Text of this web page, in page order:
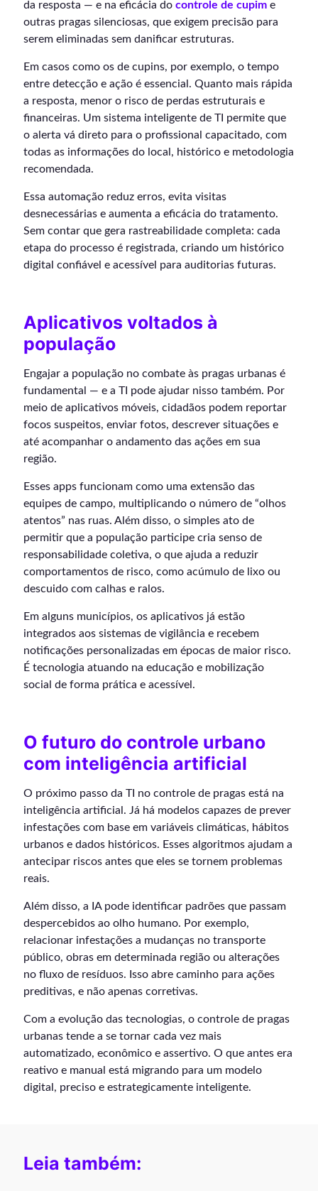
da resposta — e na eficácia do controle de cupim e
outras pragas silenciosas, que exigem precisão para
serem eliminadas sem danificar estruturas.
Em casos como os de cupins, por exemplo, o tempo
entre detecção e ação é essencial. Quanto mais rápida
a resposta, menor o risco de perdas estruturais e
financeiras. Um sistema inteligente de TI permite que
o alerta vá direto para o profissional capacitado, com
todas as informações do local, histórico e metodologia
recomendada.
Essa automação reduz erros, evita visitas
desnecessárias e aumenta a eficácia do tratamento.
Sem contar que gera rastreabilidade completa: cada
etapa do processo é registrada, criando um histórico
digital confiável e acessível para auditorias futuras.
Aplicativos voltados à
população
Engajar a população no combate às pragas urbanas é
fundamental — e a TI pode ajudar nisso também. Por
meio de aplicativos móveis, cidadãos podem reportar
focos suspeitos, enviar fotos, descrever situações e
até acompanhar o andamento das ações em sua
região.
Esses apps funcionam como uma extensão das
equipes de campo, multiplicando o número de “olhos
atentos” nas ruas. Além disso, o simples ato de
permitir que a população participe cria senso de
responsabilidade coletiva, o que ajuda a reduzir
comportamentos de risco, como acúmulo de lixo ou
descuido com calhas e ralos.
Em alguns municípios, os aplicativos já estão
integrados aos sistemas de vigilância e recebem
notificações personalizadas em épocas de maior risco.
É tecnologia atuando na educação e mobilização
social de forma prática e acessível.
O futuro do controle urbano
com inteligência artificial
O próximo passo da TI no controle de pragas está na
inteligência artificial. Já há modelos capazes de prever
infestações com base em variáveis climáticas, hábitos
urbanos e dados históricos. Esses algoritmos ajudam a
antecipar riscos antes que eles se tornem problemas
reais.
Além disso, a IA pode identificar padrões que passam
despercebidos ao olho humano. Por exemplo,
relacionar infestações a mudanças no transporte
público, obras em determinada região ou alterações
no fluxo de resíduos. Isso abre caminho para ações
preditivas, e não apenas corretivas.
Com a evolução das tecnologias, o controle de pragas
urbanas tende a se tornar cada vez mais
automatizado, econômico e assertivo. O que antes era
reativo e manual está migrando para um modelo
digital, preciso e estrategicamente inteligente.
Leia também: